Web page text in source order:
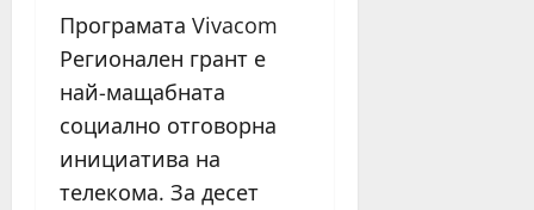
Програмата Vivacom
Регионален грант е
най-мащабната
социално отговорна
инициатива на
телекома. За десет